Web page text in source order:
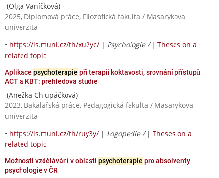
(Olga Vaníčková)
2025, Diplomová práce, Filozofická fakulta / Masarykova
univerzita
• https://is.muni.cz/th/xu2yc/ | Psychologie / | Theses on a
related topic
Aplikace psychoterapie při terapii koktavosti, srovnání přístupů
ACT a KBT: přehledová studie
(Anežka Chlupáčková)
2023, Bakalářská práce, Pedagogická fakulta / Masarykova
univerzita
• https://is.muni.cz/th/ruy3y/ | Logopedie / | Theses on a
related topic
Možnosti vzdělávání v oblasti psychoterapie pro absolventy
psychologie v ČR